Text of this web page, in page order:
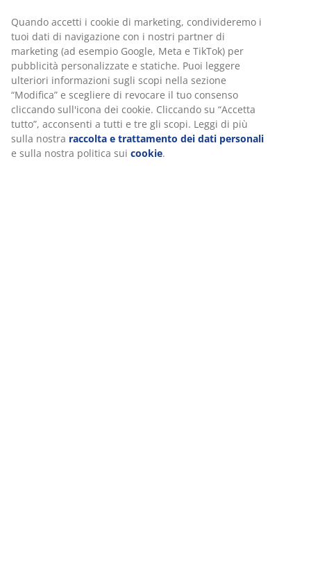
Quando accetti i cookie di marketing, condivideremo i
tuoi dati di navigazione con i nostri partner di
marketing (ad esempio Google, Meta e TikTok) per
pubblicità personalizzate e statiche. Puoi leggere
ulteriori informazioni sugli scopi nella sezione
“Modifica” e scegliere di revocare il tuo consenso
cliccando sull'icona dei cookie. Cliccando su “Accetta
tutto”, acconsenti a tutti e tre gli scopi. Leggi di più
sulla nostra raccolta e trattamento dei dati personali
e sulla nostra politica sui cookie.